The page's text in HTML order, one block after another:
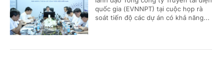
quốc gia (EVNNPT) tại cuộc họp rà
soát tiến độ các dự án có khả năng...